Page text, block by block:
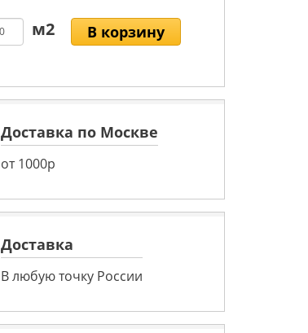
В корзину
Доставка по Москве
от 1000р
Доставка
В любую точку России